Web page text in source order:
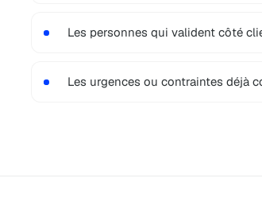
Les personnes qui valident côté
Les urgences ou contraintes déjà